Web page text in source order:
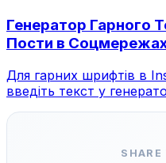
Генератор Гарного
Пости в
Для гарних шрифтів в
введіть текст у